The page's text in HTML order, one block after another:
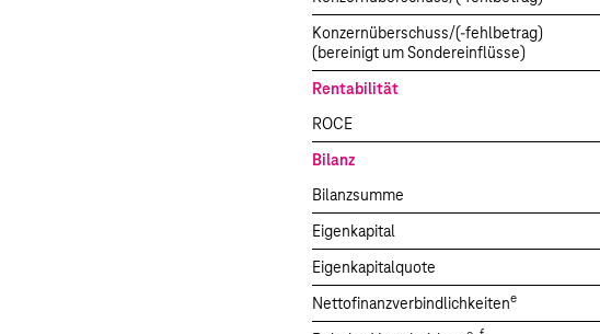
Konzernüberschuss/(-fehlbetrag)
(bereinigt um Sondereinflüsse)
Rentabilität
ROCE
Bilanz
Bilanzsumme
Eigenkapital
Eigenkapitalquote
Nettofinanzverbindlichkeitene